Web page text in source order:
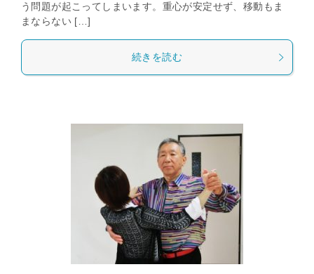
う問題が起こってしまいます。重心が安定せず、移動もま
まならない […]
続きを読む